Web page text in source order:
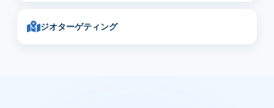
ジオターゲティング